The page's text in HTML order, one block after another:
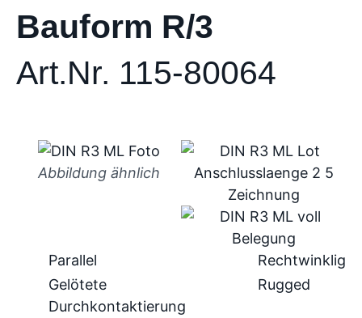
Bauform R/3
Art.Nr. 115-80064
Abbildung ähnlich
Parallel
Rechtwinklig
Gelötete
Durchkontaktierung
Rugged